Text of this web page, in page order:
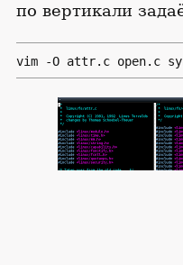
по вертикали
vim -O attr.c open.c